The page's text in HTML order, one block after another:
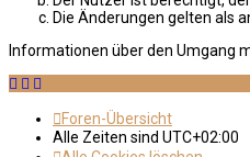
Die Änderungen gelten als
Informationen über den Umgang
Foren-Übersicht
Alle Zeiten sind UTC+02:00